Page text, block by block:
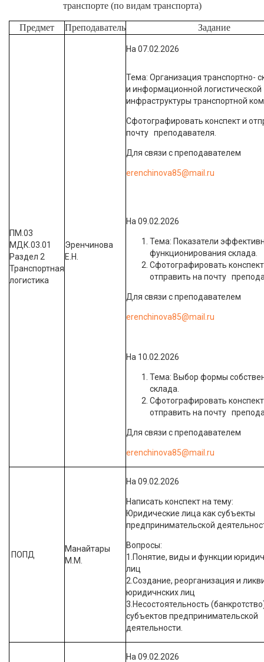
транспорте (по видам транспорта)
Предмет Преподаватель Задание
ПМ.03
МДК.03.01
Раздел 2
Транспортная
логистика
Эренчинова
Е.Н.
На 07.02.2026
Тема: Организация транспортно-
и информационной логистической
инфраструктуры транспортной
Сфотографировать конспект и
почту преподавателя.
Для связи с преподавателем
erenchinova85@mail.ru
На 09.02.2026
Тема: Показатели
функционирования склада.
Сфотографировать
отправить на почту
Для связи с преподавателем
erenchinova85@mail.ru
На 10.02.2026
Тема: Выбор формы
склада.
Сфотографировать
отправить на почту
Для связи с преподавателем
erenchinova85@mail.ru
ПОПД
Манайтары
М.М.
На 09.02.2026
Написать конспект на тему:
Юридические лица как субъекты
предпринимательской
Вопросы:
1.Понятие, виды и функции
лиц
2.Создание, реорганизация и
юридичнских лиц
3.Несостоятельность
субъектов предпринимательской
деятельности.
На 09.02.2026